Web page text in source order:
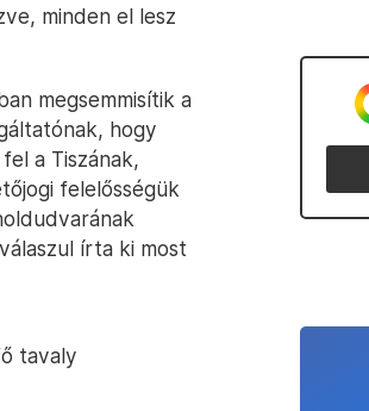
minden el lesz
megsemmisítik a
hogy
a Tiszának,
felelősségük
írta ki most
tavaly